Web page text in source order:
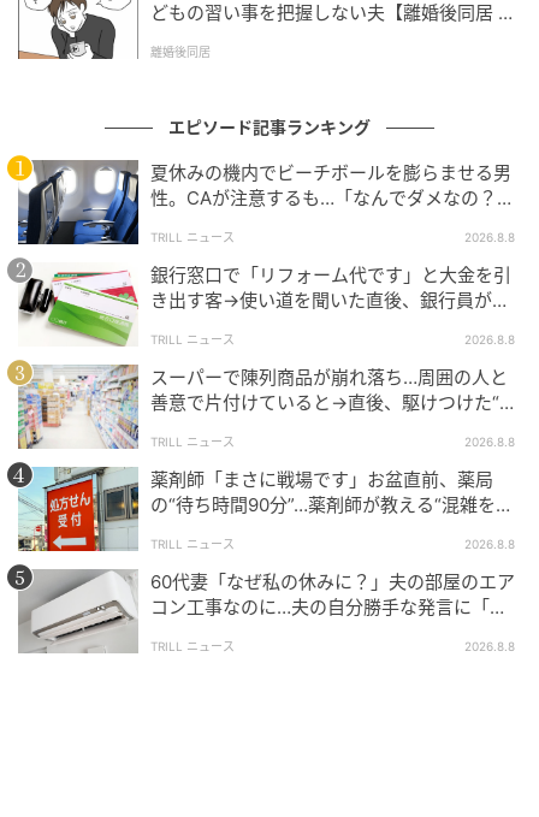
ただ、その多くは「ちょっとすみません」という気持
しかし、こうした行為が誤解を生んでしまう可能性が
あることを、忘れてはなりません。
特に、海外ではセクハラ行為に対する意識が非常に高
く、意図せず相手を不快にさせてしまうと、場合によ
っては大きなトラブルに発展することもあります。
こうした誤解を避けるためにも、機内だけでなく海外
に滞在される際には、身体的な接触は控えるようにく
れぐれもご注意くださいね。
国際線の機内は、まさに文化の交差点ともいえるでし
ょう。
だからこそ、お互いの文化背景を理解し接することが
大切だと、あらためて感じた出来事でした。
どもの習い事を把握しない夫【離婚後同居 Vo
離婚後同居
エピソード記事ランキング
夏休みの機内でビーチボールを膨らませる男
性。CAが注意するも…「なんでダメなの？」
TRILL ニュース 2026.8.8
銀行窓口で「リフォーム代です」と大金を引
き出す客→使い道を聞いた直後、銀行員が見
TRILL ニュース 2026.8.8
スーパーで陳列商品が崩れ落ち…周囲の人と
善意で片付けていると→直後、駆けつけた“店
TRILL ニュース 2026.8.8
薬剤師「まさに戦場です」お盆直前、薬局
の“待ち時間90分”…薬剤師が教える“混雑を避
TRILL ニュース 2026.8.8
60代妻「なぜ私の休みに？」夫の部屋のエア
コン工事なのに…夫の自分勝手な発言に「ど
TRILL ニュース 2026.8.8